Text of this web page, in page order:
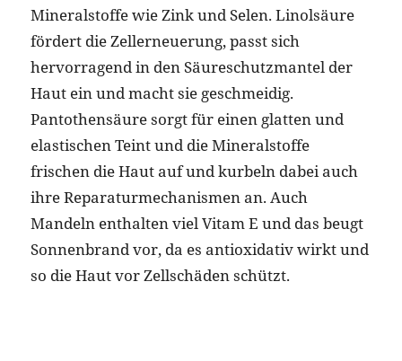
Mineralstoffe wie Zink und Selen. Linolsäure
fördert die Zellerneuerung, passt sich
hervorragend in den Säureschutzmantel der
Haut ein und macht sie geschmeidig.
Pantothensäure sorgt für einen glatten und
elastischen Teint und die Mineralstoffe
frischen die Haut auf und kurbeln dabei auch
ihre Reparaturmechanismen an. Auch
Mandeln enthalten viel Vitam E und das beugt
Sonnenbrand vor, da es antioxidativ wirkt und
so die Haut vor Zellschäden schützt.